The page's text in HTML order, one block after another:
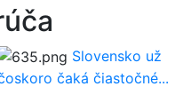
Slovensko už
čaká čiastočné...